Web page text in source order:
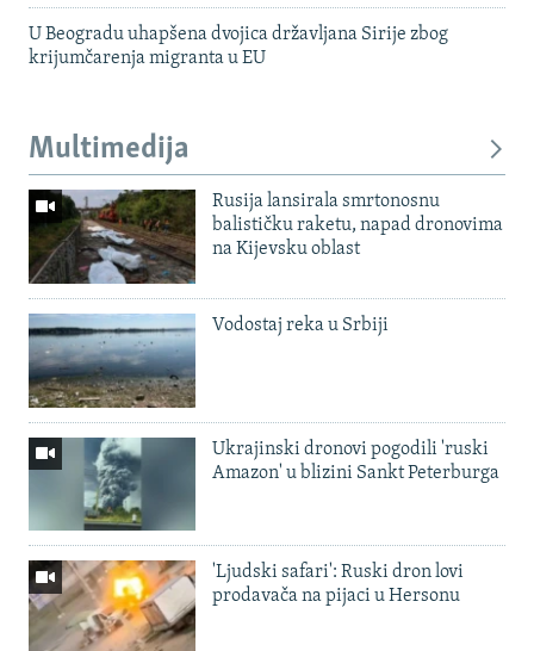
U Beogradu uhapšena dvojica državljana Sirije zbog
krijumčarenja migranta u EU
Multimedija
Rusija lansirala smrtonosnu
balističku raketu, napad dronovima
na Kijevsku oblast
Vodostaj reka u Srbiji
Ukrajinski dronovi pogodili 'ruski
Amazon' u blizini Sankt Peterburga
'Ljudski safari': Ruski dron lovi
prodavača na pijaci u Hersonu